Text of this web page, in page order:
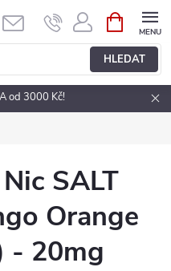
HLEDAT
NÁKUPNÍ
KOŠÍK
od 3000 Kč!
SALT
Orange
- 20mg